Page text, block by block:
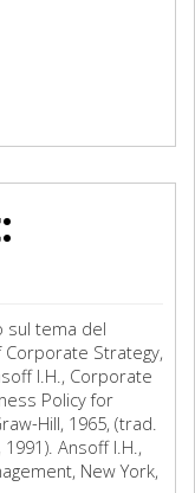
sul tema del
Strategy,
I.H., Corporate
Policy for
Hill, 1965, (trad.
Ansoff I.H.,
New York,